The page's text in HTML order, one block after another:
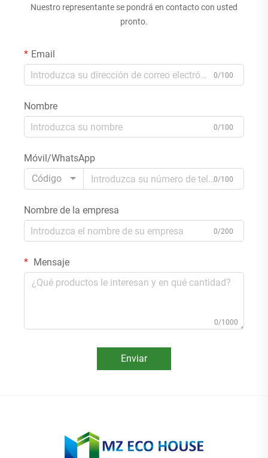
Nuestro representante se pondrá en contacto con usted
pronto.
Email
0/100
Nombre
0/100
Móvil/WhatsApp
Código
0/100
Nombre de la empresa
0/200
Mensaje
0/1000
Enviar